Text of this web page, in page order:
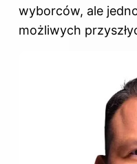
wyborców, ale
możliwych